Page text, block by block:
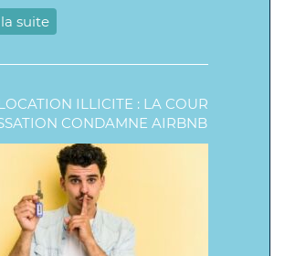
suite
ILLICITE : LA COUR
CONDAMNE AIRBNB